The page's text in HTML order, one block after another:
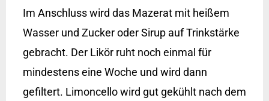
Im Anschluss wird das Mazerat mit heißem
Wasser und Zucker oder Sirup auf Trinkstärke
gebracht. Der Likör ruht noch einmal für
mindestens eine Woche und wird dann
gefiltert. Limoncello wird gut gekühlt nach dem